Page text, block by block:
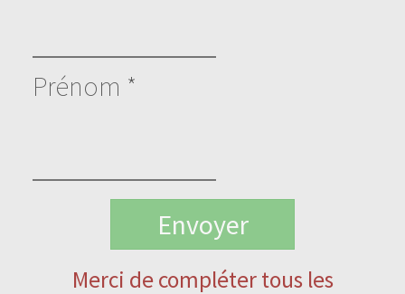
Prénom *
Merci de compléter tous les